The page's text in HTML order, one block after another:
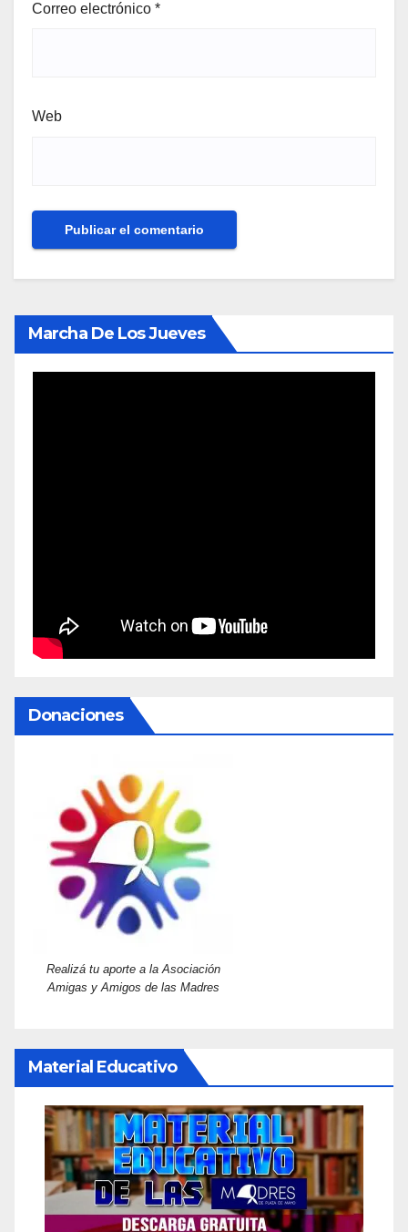
Correo electrónico *
Web
Marcha De Los Jueves
Donaciones
Realizá tu aporte a la Asociación
Amigas y Amigos de las Madres
Material Educativo